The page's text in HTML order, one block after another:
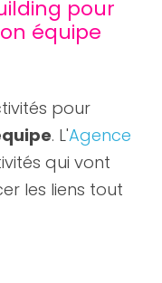
pour
équipe
pour
. L'Agence
qui vont
les liens tout